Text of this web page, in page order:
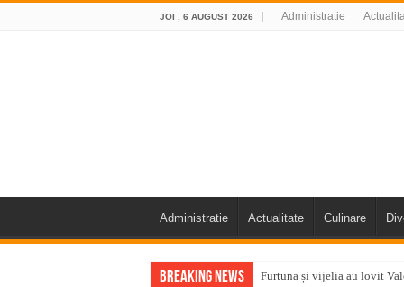
JOI , 6 AUGUST 2026 Administratie
Administratie Actualitate Culinare
Breaking News Furtuna și vijelia au lovit